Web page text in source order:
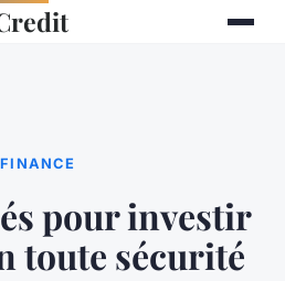
FINANCE
pour investir
toute sécurité